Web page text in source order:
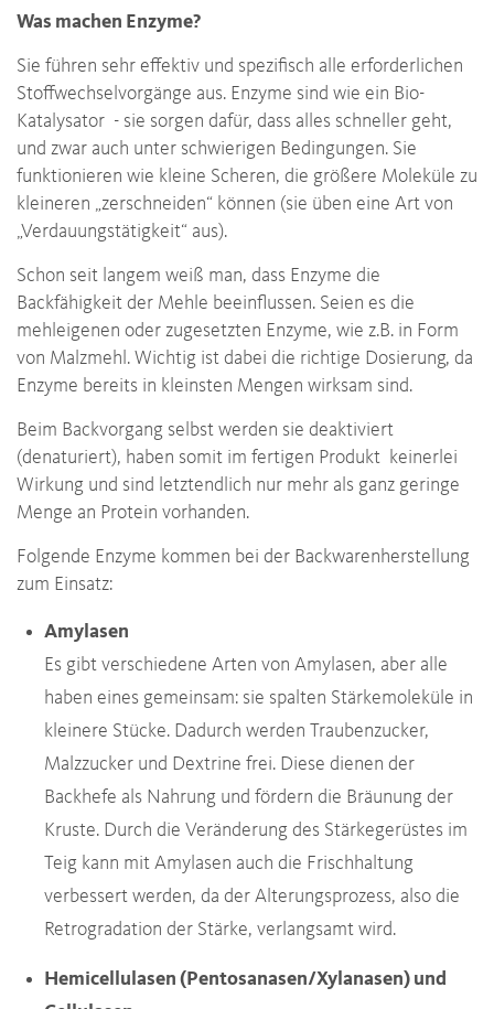
Was machen Enzyme?
Sie führen sehr effektiv und spezifisch alle erforderlichen
Stoffwechselvorgänge aus. Enzyme sind wie ein Bio-
Katalysator - sie sorgen dafür, dass alles schneller geht,
und zwar auch unter schwierigen Bedingungen. Sie
funktionieren wie kleine Scheren, die größere Moleküle zu
kleineren „zerschneiden“ können (sie üben eine Art von
„Verdauungstätigkeit“ aus).
Schon seit langem weiß man, dass Enzyme die
Backfähigkeit der Mehle beeinflussen. Seien es die
mehleigenen oder zugesetzten Enzyme, wie z.B. in Form
von Malzmehl. Wichtig ist dabei die richtige Dosierung, da
Enzyme bereits in kleinsten Mengen wirksam sind.
Beim Backvorgang selbst werden sie deaktiviert
(denaturiert), haben somit im fertigen Produkt keinerlei
Wirkung und sind letztendlich nur mehr als ganz geringe
Menge an Protein vorhanden.
Folgende Enzyme kommen bei der Backwarenherstellung
zum Einsatz:
Amylasen
Es gibt verschiedene Arten von Amylasen, aber alle
haben eines gemeinsam: sie spalten Stärkemoleküle in
kleinere Stücke. Dadurch werden Traubenzucker,
Malzzucker und Dextrine frei. Diese dienen der
Backhefe als Nahrung und fördern die Bräunung der
Kruste. Durch die Veränderung des Stärkegerüstes im
Teig kann mit Amylasen auch die Frischhaltung
verbessert werden, da der Alterungsprozess, also die
Retrogradation der Stärke, verlangsamt wird.
Hemicellulasen (Pentosanasen/Xylanasen) und